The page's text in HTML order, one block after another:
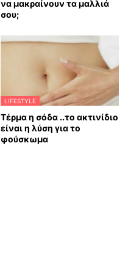
να μακραίνουν τα μαλλιά
σου;
LIFESTYLE
Τέρμα η σόδα ..το ακτινίδιο
είναι η λύση για το
φούσκωμα